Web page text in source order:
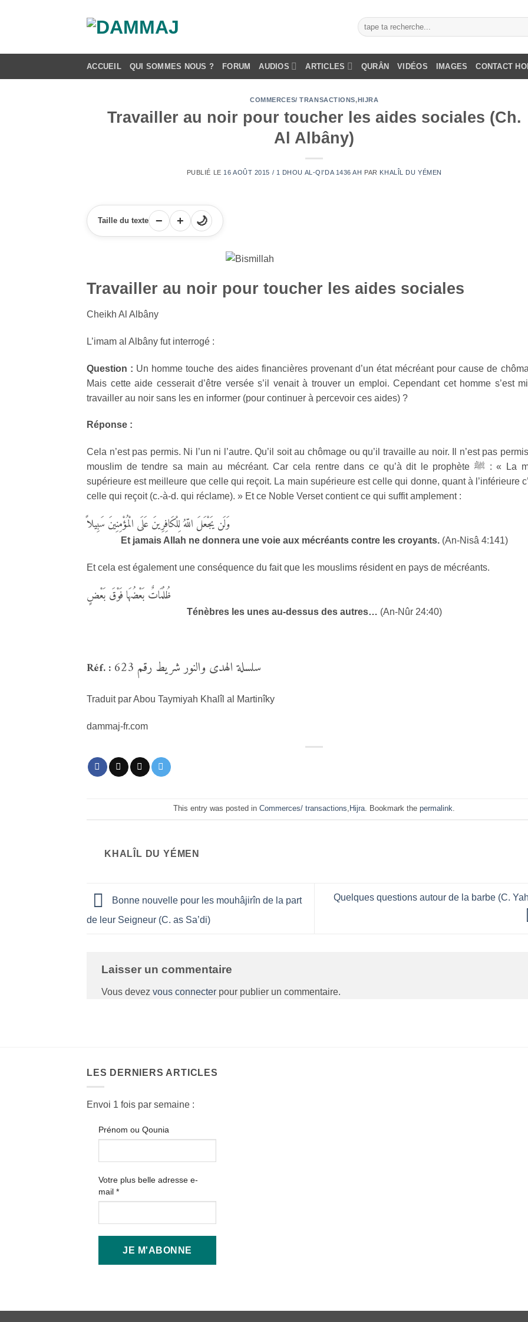
ACCUEIL QUI SOMMES NOUS ? FORUM AUDIOS ARTICLES QURÂN VIDÉOS IMAGES CONTACT
COMMERCES/ TRANSACTIONS,HIJRA
Travailler au noir pour toucher les aides sociales (Ch.
Al Albâny)
PUBLIÉ LE 16 AOÛT 2015 / 1 DHOU AL-QI'DA 1436 AH PAR KHALÎL DU YÉMEN
Taille du texte − + 🌙
Travailler au noir pour toucher les aides sociales
Cheikh Al Albâny
L’imam al Albâny fut interrogé :
Question : Un homme touche des aides financières provenant d’un état mécréant pour cause de
Mais cette aide cesserait d’être versée s’il venait à trouver un emploi. Cependant cet homme s’est
travailler au noir sans les en informer (pour continuer à percevoir ces aides) ?
Réponse :
Cela n’est pas permis. Ni l’un ni l’autre. Qu’il soit au chômage ou qu’il travaille au noir. Il n’est pas
mouslim de tendre sa main au mécréant. Car cela rentre dans ce qu’à dit le prophète ﷺ : « La
supérieure est meilleure que celle qui reçoit. La main supérieure est celle qui donne, quant à l’inférieure
celle qui reçoit (c.-à-d. qui réclame). » Et ce Noble Verset contient ce qui suffit amplement :
وَلَن يَجْعَلَ اللّهُ لِلْكَافِرِينَ عَلَى الْمُؤْمِنِينَ سَبِيلاً
Et jamais Allah ne donnera une voie aux mécréants contre les croyants.(An-Nisâ 4:141)
Et cela est également une conséquence du fait que les mouslims résident en pays de mécréants.
ظُلُمَاتٌ بَعْضُهَا فَوْقَ بَعْضٍ
Ténèbres les unes au-dessus des autres… (An-Nûr 24:40)
Réf. : سلسلة الهدى والنور شريط رقم 623
Traduit par Abou Taymiyah Khalîl al Martinîky
dammaj-fr.com
This entry was posted inCommerces/ transactions, Hijra. Bookmark thepermalink.
KHALÎL DU YÉMEN
Bonne nouvelle pour les mouhâjirîn de la part
de leur Seigneur (C. as Sa’di)
Quelques questions autour de la barbe (C.
Laisser un commentaire
Vous devez vous connecter pour publier un commentaire.
LES DERNIERS ARTICLES
Envoi 1 fois par semaine :
Prénom ou Qounia
Votre plus belle adresse e-
mail *